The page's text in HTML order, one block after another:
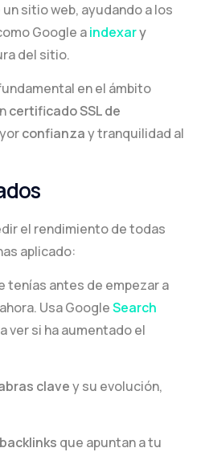
sitio web, ayudando a los
Google aindexary
del sitio.
en el ámbito
certificado SSL de
confianzay tranquilidad al
el rendimiento de todas
aplicado:
tenías antes de empezar a
Usa GoogleSearch
ver si ha aumentado el
clavey su evolución,
que apuntan a tu